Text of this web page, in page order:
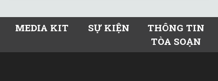
MEDIA KIT SỰ KIỆN
THÔNG TIN
TÒA SOẠN